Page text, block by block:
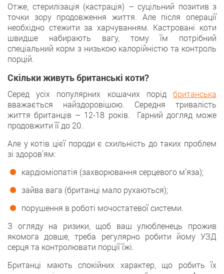
Отже, стерилізація (кастрація) – суцільний позитив з
точки зору продовження життя. Але після операції
необхідно стежити за харчуванням. Кастровані коти
швидше набирають вагу, тому їм потрібний
спеціальний корм з низькою калорійністю та контроль
порцій.
Скільки живуть британські коти?
Серед усіх популярних кошачих порід британська
вважається найздоровішою. Середня тривалість
життя британців – 12-18 років. Гарний догляд може
продовжити її до 20.
Але у котів цієї породи є схильність до таких проблем
зі здоров’ям:
кардіоміопатія (захворювання серцевого м’яза);
зайва вага (британці мало рухаються);
порушення в роботі мочостатевої системи.
З огляду на ризики, щоб ваш улюбленець прожив
якомога довше, треба регулярно робити йому УЗД
серця та контролювати порції їжі.
Британці мають спокійних характер, що робить їх